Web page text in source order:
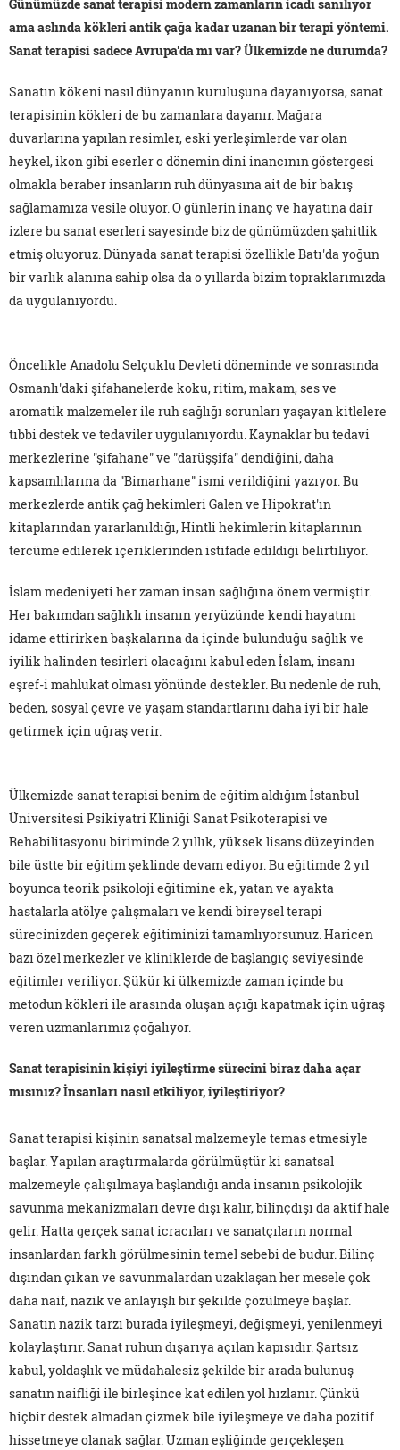
Günümüzde sanat terapisi modern zamanların icadı sanılıyor
ama aslında kökleri antik çağa kadar uzanan bir terapi yöntemi.
Sanat terapisi sadece Avrupa'da mı var? Ülkemizde ne durumda?
Sanatın kökeni nasıl dünyanın kuruluşuna dayanıyorsa, sanat
terapisinin kökleri de bu zamanlara dayanır. Mağara
duvarlarına yapılan resimler, eski yerleşimlerde var olan
heykel, ikon gibi eserler o dönemin dini inancının göstergesi
olmakla beraber insanların ruh dünyasına ait de bir bakış
sağlamamıza vesile oluyor. O günlerin inanç ve hayatına dair
izlere bu sanat eserleri sayesinde biz de günümüzden şahitlik
etmiş oluyoruz. Dünyada sanat terapisi özellikle Batı'da yoğun
bir varlık alanına sahip olsa da o yıllarda bizim topraklarımızda
da uygulanıyordu.
Öncelikle Anadolu Selçuklu Devleti döneminde ve sonrasında
Osmanlı'daki şifahanelerde koku, ritim, makam, ses ve
aromatik malzemeler ile ruh sağlığı sorunları yaşayan kitlelere
tıbbi destek ve tedaviler uygulanıyordu. Kaynaklar bu tedavi
merkezlerine "şifahane" ve "darüşşifa" dendiğini, daha
kapsamlılarına da "Bimarhane" ismi verildiğini yazıyor. Bu
merkezlerde antik çağ hekimleri Galen ve Hipokrat'ın
kitaplarından yararlanıldığı, Hintli hekimlerin kitaplarının
tercüme edilerek içeriklerinden istifade edildiği belirtiliyor.
İslam medeniyeti her zaman insan sağlığına önem vermiştir.
Her bakımdan sağlıklı insanın yeryüzünde kendi hayatını
idame ettirirken başkalarına da içinde bulunduğu sağlık ve
iyilik halinden tesirleri olacağını kabul eden İslam, insanı
eşref-i mahlukat olması yönünde destekler. Bu nedenle de ruh,
beden, sosyal çevre ve yaşam standartlarını daha iyi bir hale
getirmek için uğraş verir.
Ülkemizde sanat terapisi benim de eğitim aldığım İstanbul
Üniversitesi Psikiyatri Kliniği Sanat Psikoterapisi ve
Rehabilitasyonu biriminde 2 yıllık, yüksek lisans düzeyinden
bile üstte bir eğitim şeklinde devam ediyor. Bu eğitimde 2 yıl
boyunca teorik psikoloji eğitimine ek, yatan ve ayakta
hastalarla atölye çalışmaları ve kendi bireysel terapi
sürecinizden geçerek eğitiminizi tamamlıyorsunuz. Haricen
bazı özel merkezler ve kliniklerde de başlangıç seviyesinde
eğitimler veriliyor. Şükür ki ülkemizde zaman içinde bu
metodun kökleri ile arasında oluşan açığı kapatmak için uğraş
veren uzmanlarımız çoğalıyor.
Sanat terapisinin kişiyi iyileştirme sürecini biraz daha açar
mısınız? İnsanları nasıl etkiliyor, iyileştiriyor?
Sanat terapisi kişinin sanatsal malzemeyle temas etmesiyle
başlar. Yapılan araştırmalarda görülmüştür ki sanatsal
malzemeyle çalışılmaya başlandığı anda insanın psikolojik
savunma mekanizmaları devre dışı kalır, bilinçdışı da aktif hale
gelir. Hatta gerçek sanat icracıları ve sanatçıların normal
insanlardan farklı görülmesinin temel sebebi de budur. Bilinç
dışından çıkan ve savunmalardan uzaklaşan her mesele çok
daha naif, nazik ve anlayışlı bir şekilde çözülmeye başlar.
Sanatın nazik tarzı burada iyileşmeyi, değişmeyi, yenilenmeyi
kolaylaştırır. Sanat ruhun dışarıya açılan kapısıdır. Şartsız
kabul, yoldaşlık ve müdahalesiz şekilde bir arada bulunuş
sanatın naifliği ile birleşince kat edilen yol hızlanır. Çünkü
hiçbir destek almadan çizmek bile iyileşmeye ve daha pozitif
hissetmeye olanak sağlar. Uzman eşliğinde gerçekleşen